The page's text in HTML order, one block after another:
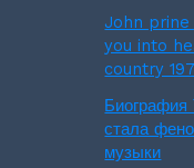
John
you into
country
стала
музыки